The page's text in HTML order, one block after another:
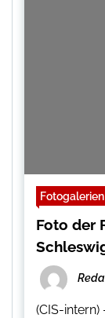
Fotogalerien
Foto der
(CIS-intern)